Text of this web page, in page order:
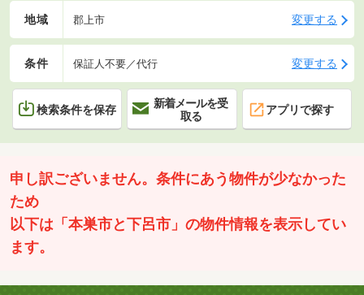
地域 郡上市 変更する
条件 保証人不要／代行 変更する
検索条件を保存
新着メールを受
取る
アプリで探す
申し訳ございません。条件にあう物件が少なかった
ため
以下は「本巣市と下呂市」の物件情報を表示してい
ます。